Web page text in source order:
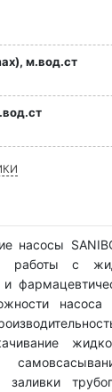
м.вод.ст
насосы
работы с
и
насоса
заливки